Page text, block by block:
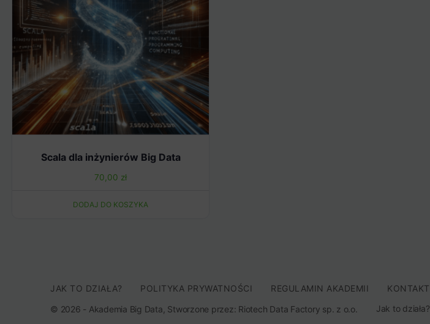
Scala dla inżynierów Big Data
70,00 zł
DODAJ DO KOSZYKA
JAK TO DZIAŁA? POLITYKA PRYWATNOŚCI REGULAMIN AKADEMII
KONTAKT
© 2026 - Akademia Big Data, Stworzone przez: Riotech Data Factory sp. z o.o.
Jak to działa?